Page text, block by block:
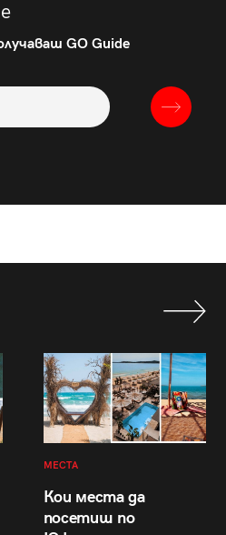
GO Guide
МЕСТА
Кои места да
посетиш по